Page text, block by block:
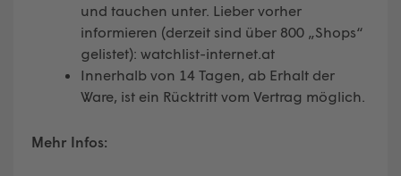
und tauchen unter. Lieber vorher
informieren (derzeit sind über 800 „Shops“
gelistet): watchlist-internet.at
Innerhalb von 14 Tagen, ab Erhalt der
Ware, ist ein Rücktritt vom Vertrag möglich.
Mehr Infos: